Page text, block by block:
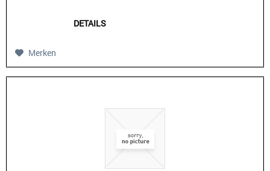
DETAILS
Merken